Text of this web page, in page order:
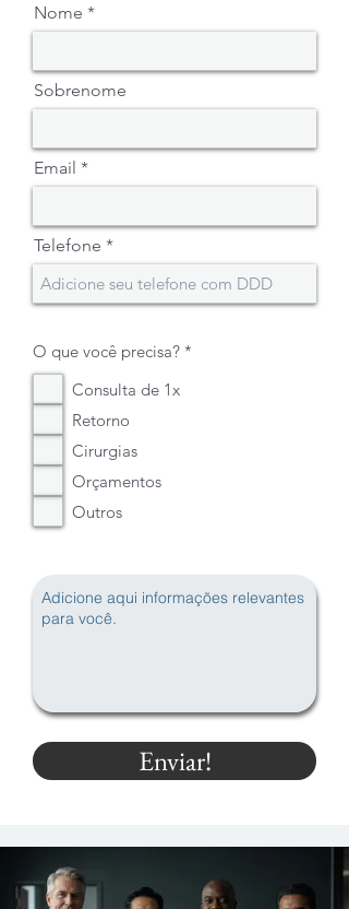
Nome
Sobrenome
Email
Telefone
O que você precisa? *
Consulta de 1x
Retorno
Cirurgias
Orçamentos
Outros
Enviar!